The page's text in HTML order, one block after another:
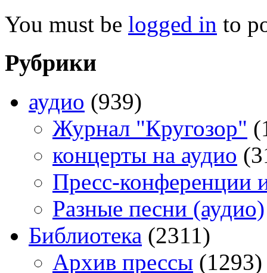
You must be logged in to
Рубрики
аудио (939)
Журнал "Кругозор"
концерты на аудио
Пресс-конференции
Разные песни (аудио)
Библиотека (2311)
Архив прессы (1293)